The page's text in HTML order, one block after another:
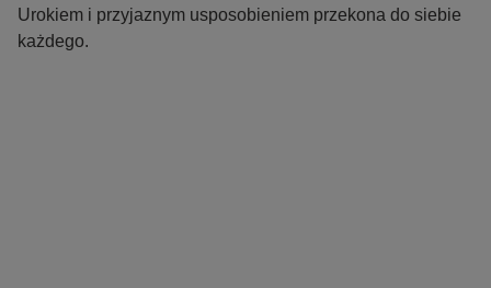
Urokiem i przyjaznym usposobieniem przekona do siebie
każdego.